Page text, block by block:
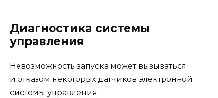
Диагностика системы
управления
Невозможность запуска может вызываться
и отказом некоторых датчиков электронной
системы управления: